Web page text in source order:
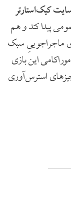
کیک‌استارتر
پیدا کند و هم
ماجراجوییِ سبک
این بازی
استرس‌آوری